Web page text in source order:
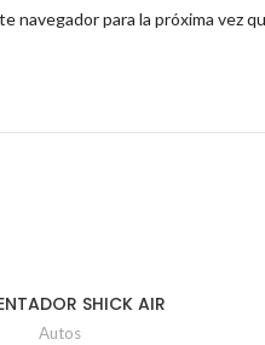
navegador para la próxima vez
SHICK AIR
STYLE Ud x 4.5 ml
Autos